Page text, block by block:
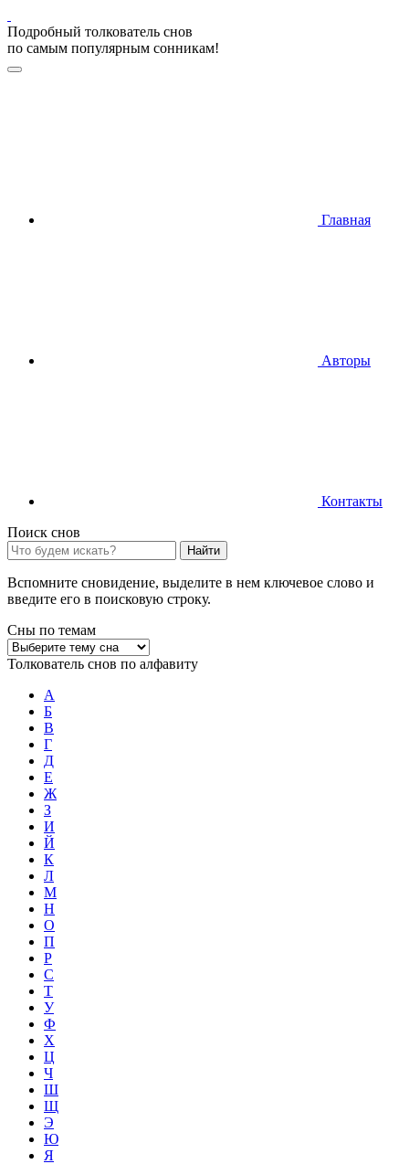
Подробный толкователь снов
по самым популярным сонникам!
Главная
Авторы
Контакты
Поиск снов
Найти
Вспомните сновидение, выделите в нем ключевое слово и
введите его в поисковую строку.
Сны по темам
Толкователь снов по алфавиту
А
Б
В
Г
Д
Е
Ж
З
И
Й
К
Л
М
Н
О
П
Р
С
Т
У
Ф
Х
Ц
Ч
Ш
Щ
Э
Ю
Я